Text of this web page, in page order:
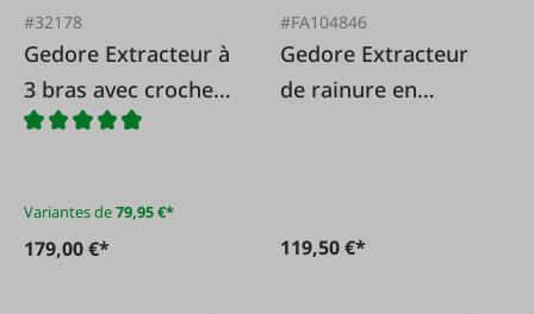
#32178
Gedore Extracteur à
3 bras avec crochets
d'extraction
Variantes de79,95 €*
179,00 €*
#FA104846
Gedore Extracteur
de rainure en
119,50 €*